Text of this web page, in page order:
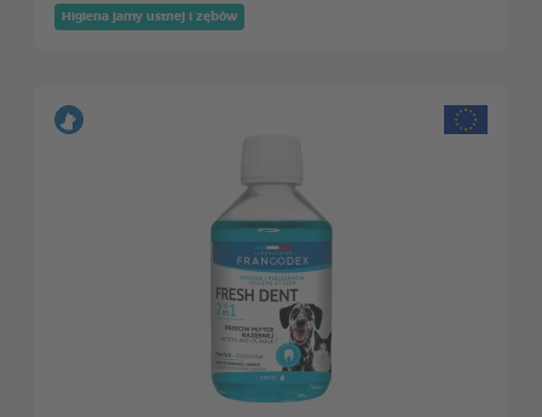
Higiena jamy ustnej i zębów